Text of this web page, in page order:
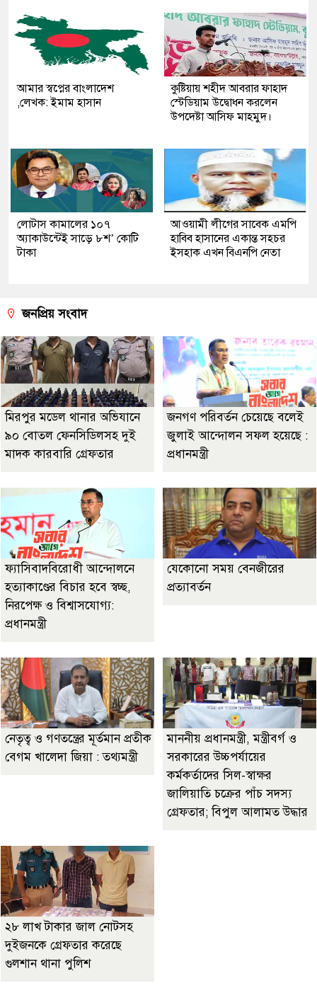
আমার স্বপ্নের বাংলাদেশ
,লেখক: ইমাম হাসান
কুষ্টিয়ায় শহীদ আবরার ফাহাদ
স্টেডিয়াম উদ্বোধন করলেন
উপদেষ্টা আসিফ মাহমুদ।
লোটাস কামালের ১০৭
অ্যাকাউন্টেই সাড়ে ৮শ’ কোটি
টাকা
আওয়ামী লীগের সাবেক এমপি
হাবিব হাসানের একান্ত সহচর
ইসহাক এখন বিএনপি নেতা
জনপ্রিয় সংবাদ
মিরপুর মডেল থানার অভিযানে
৯০ বোতল ফেনসিডিলসহ দুই
মাদক কারবারি গ্রেফতার
জনগণ পরিবর্তন চেয়েছে বলেই
জুলাই আন্দোলন সফল হয়েছে :
প্রধানমন্ত্রী
ফ্যাসিবাদবিরোধী আন্দোলনে
হত্যাকাণ্ডের বিচার হবে স্বচ্ছ,
নিরপেক্ষ ও বিশ্বাসযোগ্য:
প্রধানমন্ত্রী
যেকোনো সময় বেনজীরের
প্রত্যাবর্তন
নেতৃত্ব ও গণতন্ত্রের মূর্তমান প্রতীক
বেগম খালেদা জিয়া : তথ্যমন্ত্রী
মাননীয় প্রধানমন্ত্রী, মন্ত্রীবর্গ ও
সরকারের উচ্চপর্যায়ের
কর্মকর্তাদের সিল-স্বাক্ষর
জালিয়াতি চক্রের পাঁচ সদস্য
গ্রেফতার; বিপুল আলামত উদ্ধার
২৮ লাখ টাকার জাল নোটসহ
দুইজনকে গ্রেফতার করেছে
গুলশান থানা পুলিশ